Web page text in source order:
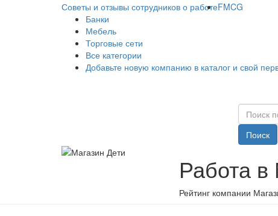
Советы и отзывы сотрудников о работеFMCG
Банки
Мебель
Торговые сети
Все категории
Добавьте новую компанию в каталог и свой
Поиск
Работа в
Рейтинг компании